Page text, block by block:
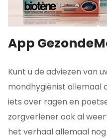
App
Kunt u de adviezen van
mondhygiënist allemaal
iets over ragen en
zorgverlener ook al
het verhaal allemaal